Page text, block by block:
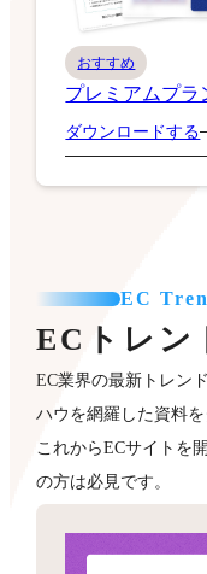
おすすめ
プレミアムプラ
ダウンロードする
EC
ECトレン
EC業界の最新トレン
ハウを網羅した資料
これからECサイトを
の方は必見です。